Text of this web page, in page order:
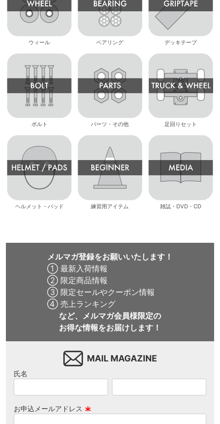
ウィール ベアリング デッキテープ
ボルト パーツ・その他 足回りセット
ヘルメット・パッド 練習用アイテム 雑誌・DVD・CD
メルマガ登録をお願いいたします！
① 最新入荷情報
② 限定商品情報
③ 限定セールやクーポン情報
④ 売上ランキング
など、メルマガ会員様限定の
お得な情報をお届けします！
MAIL MAGAZINE
氏名
お申込メールアドレス